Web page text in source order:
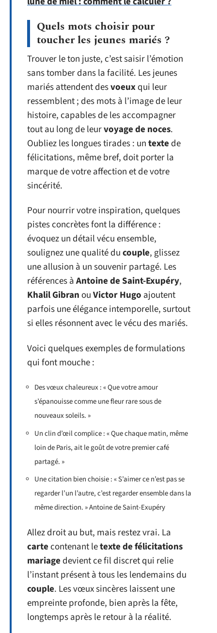
Quels mots choisir pour
toucher les jeunes mariés ?
Trouver le ton juste, c’est saisir l’émotion
sans tomber dans la facilité. Les jeunes
mariés attendent desvoeuxqui leur
ressemblent ; des mots à l’image de leur
histoire, capables de les accompagner
tout au long de leurvoyage de noces.
Oubliez les longues tirades : untexte de
félicitations, même bref, doit porter la
marque de votre affection et de votre
sincérité.
Pour nourrir votre inspiration, quelques
pistes concrètes font la différence :
évoquez un détail vécu ensemble,
soulignez une qualité ducouple, glissez
une allusion à un souvenir partagé. Les
références àAntoine de Saint-Exupéry,
Khalil Gibran ouVictor Hugo ajoutent
parfois une élégance intemporelle, surtout
si elles résonnent avec le vécu des mariés.
Voici quelques exemples de formulations
qui font mouche :
Des vœux chaleureux : « Que votre amour
s’épanouisse comme une fleur rare sous de
nouveaux soleils. »
Un clin d’œil complice : « Que chaque matin, même
loin de Paris, ait le goût de votre premier café
partagé. »
Une citation bien choisie : « S’aimer ce n’est pas se
regarder l’un l’autre, c’est regarder ensemble dans la
même direction. » Antoine de Saint-Exupéry
Allez droit au but, mais restez vrai. La
carte contenant letexte de félicitations
mariage devient ce fil discret qui relie
l’instant présent à tous les lendemains du
couple. Les vœux sincères laissent une
empreinte profonde, bien après la fête,
longtemps après le retour à la réalité.